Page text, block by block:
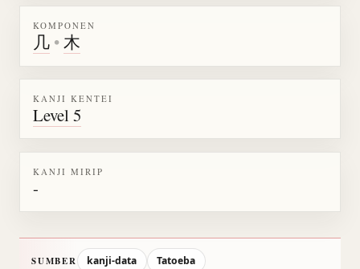
KOMPONEN
几 •木
KANJI KENTEI
Level 5
KANJI MIRIP
-
SUMBER kanji-data
Tatoeba